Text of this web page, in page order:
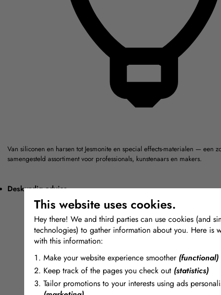
This website uses cookies.
Hey there! We and third parties can use cookies (and
technologies) to gather information about you. Here is
with this information:
Make your website experience smoother (functional)
Keep track of the pages you check out (statistics)
Tailor promotions to your interests using ads
Van siliconen en harsen tot Jesmonite en special effects-materialen — een
samengesteld assortiment voor professionals, kunstenaars en makers.
Deskundig advies